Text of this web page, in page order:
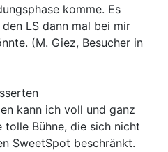
komme. Es
LS dann mal bei mir
(M. Giez, Besucher in
kann ich voll und ganz
tolle Bühne, die sich nicht
SweetSpot beschränkt.